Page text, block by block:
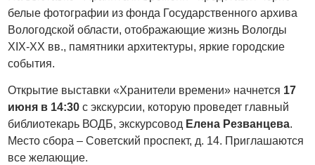
белые фотографии из фонда Государственного архива
Вологодской области, отображающие жизнь Вологды
XIX-XX вв., памятники архитектуры, яркие городские
события.
Открытие выставки «Хранители времени» начнется 17
июня в 14:30с экскурсии, которую проведет главный
библиотекарь ВОДБ, экскурсовод Елена Резванцева.
Место сбора – Советский проспект, д. 14. Приглашаются
все желающие.